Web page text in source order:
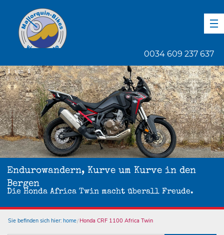
0034 609 237 637
Endurowandern, Kurve um Kurve in den
Bergen
Die Honda Africa Twin macht überall Freude.
1 von 1
Sie befinden sich hier: home Honda CRF 1100 Africa Twin